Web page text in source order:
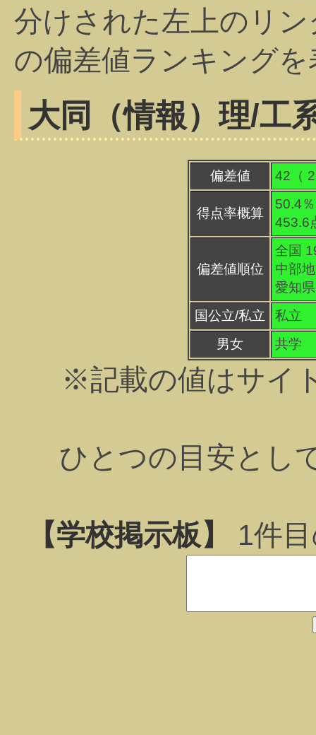
分けされた左上のリ
の偏差値ランキング
大同（情報）理/工
偏差値 42（ 2
得点率概算
50.4％
453.6
偏差値順位
全国
中部
愛知
国公立/私立
私立
男女
共学
※記載の値はサイ
ひとつの目安とし
【学校掲示板】 1件